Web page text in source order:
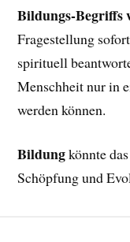
Bildungs-Begriffs
Fragestellung
spirituell
Menschheit nur in
werden können.
Bildungkönnte
Schöpfung und